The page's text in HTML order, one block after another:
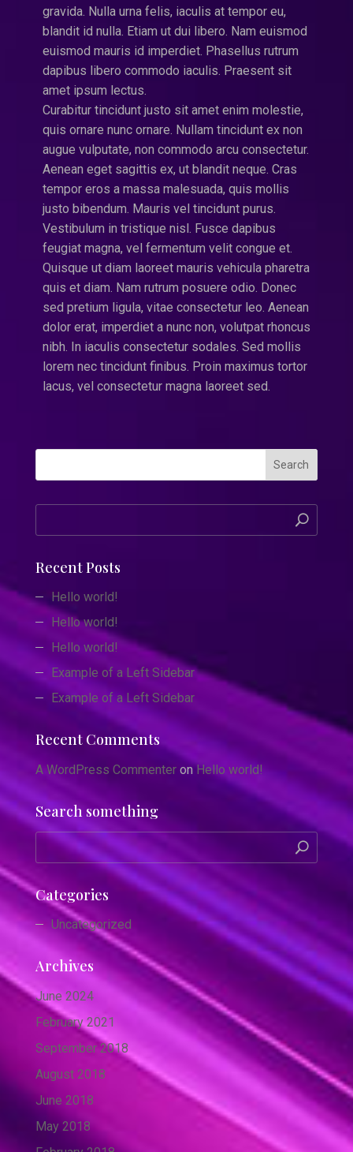
gravida. Nulla urna felis, iaculis at tempor eu,
blandit id nulla. Etiam ut dui libero. Nam euismod
euismod mauris id imperdiet. Phasellus rutrum
dapibus libero commodo iaculis. Praesent sit
amet ipsum lectus.
Curabitur tincidunt justo sit amet enim molestie,
quis ornare nunc ornare. Nullam tincidunt ex non
augue vulputate, non commodo arcu consectetur.
Aenean eget sagittis ex, ut blandit neque. Cras
tempor eros a massa malesuada, quis mollis
justo bibendum. Mauris vel tincidunt purus.
Vestibulum in tristique nisl. Fusce dapibus
feugiat magna, vel fermentum velit congue et.
Quisque ut diam laoreet mauris vehicula pharetra
quis et diam. Nam rutrum posuere odio. Donec
sed pretium ligula, vitae consectetur leo. Aenean
dolor erat, imperdiet a nunc non, volutpat rhoncus
nibh. In iaculis consectetur sodales. Sed mollis
lorem nec tincidunt finibus. Proin maximus tortor
lacus, vel consectetur magna laoreet sed.
Search
Recent Posts
Hello world!
Hello world!
Hello world!
Example of a Left Sidebar
Example of a Left Sidebar
Recent Comments
A WordPress Commenteron Hello world!
Search something
Categories
Uncategorized
Archives
June 2024
February 2021
September 2018
August 2018
June 2018
May 2018